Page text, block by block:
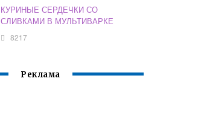
КУРИНЫЕ СЕРДЕЧКИ СО
СЛИВКАМИ В МУЛЬТИВАРКЕ
8217
Реклама